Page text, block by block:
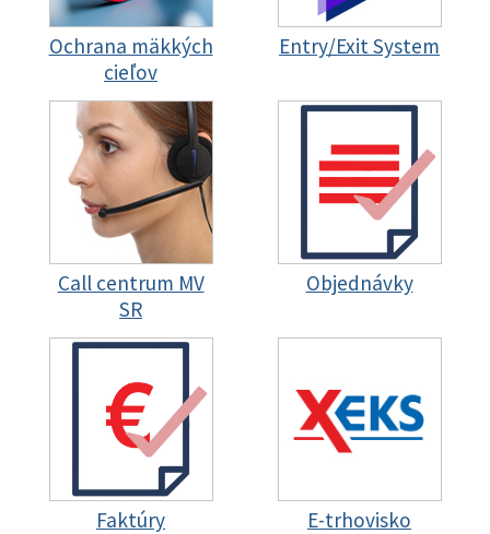
Ochrana mäkkých
cieľov
Entry/Exit System
Call centrum MV
SR
Objednávky
Faktúry E-trhovisko